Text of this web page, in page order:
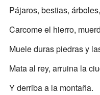
Pájaros, bestias, árboles,
Carcome el hierro,
Muele duras piedras y
Mata al rey, arruina la
Y derriba a la montaña.